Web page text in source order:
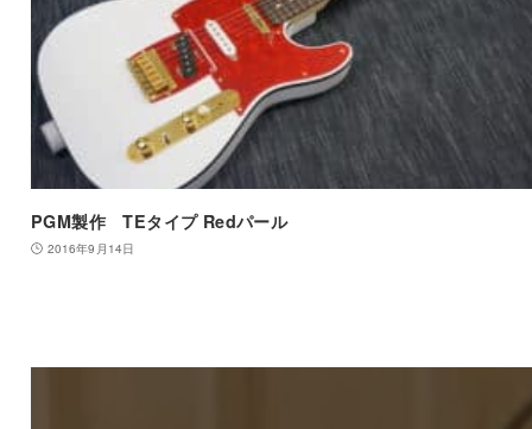
PGM製作 TEタイプ Redパール
2016年9月14日